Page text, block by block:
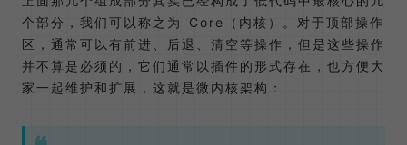
个部分，我们可以称之为 Core（内核）。对于顶部操作
区，通常可以有前进、后退、清空等操作，但是这些操作
并不算是必须的，它们通常以插件的形式存在，也方便大
家一起维护和扩展，这就是微内核架构：